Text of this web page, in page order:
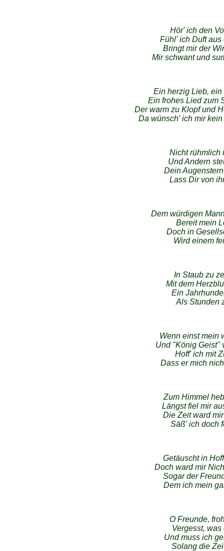
Hör' ich den
Fühl' ich Duft aus
Bringt mir der
Mir schwant und
Ein herzig Lieb, ein
Ein frohes Lied zum
Der warm zu Klopf und
Da wünsch' ich mir
Nicht rühmlich
Und Andern
Dein
Lass Dir von
Dem würdigen
Bereit mein
Doch in
Wird einem
In Staub zu
Mit dem
Ein
Als Stunden
Wenn einst mein
Und "König Geist"
Hoff' ich mit
Dass er mich
Zum Himmel
Längst fiel mir
Die Zeit ward
Säß' ich doch
Getäuscht in
Doch ward mir
Sogar der
Dem ich mein
O Freunde,
Vergesst,
Und muss ich
Solang die